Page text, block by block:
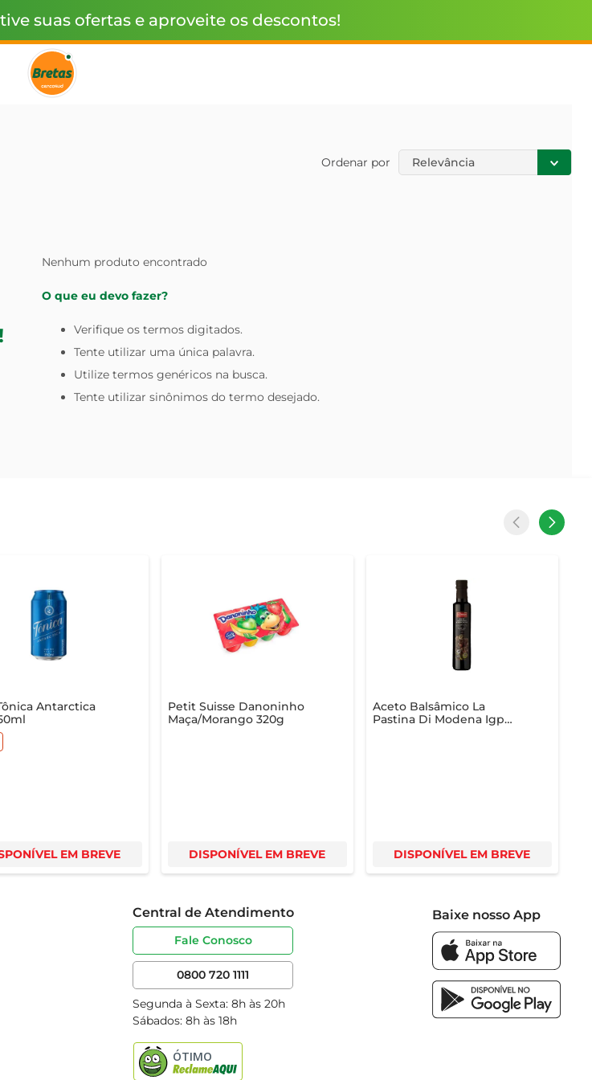
suas ofertas e aproveite os descontos!
Ordenar por Relevância
Nenhum produto encontrado
O que eu devo fazer?
Verifique os termos digitados.
Tente utilizar uma única palavra.
Utilize termos genéricos na busca.
Tente utilizar sinônimos do termo desejado.
Antarctica
EM BREVE
Petit Suisse Danoninho
Maça/Morango 320g
DISPONÍVEL EM BREVE
Aceto Balsâmico La
Pastina Di Modena Igp
DISPONÍVEL EM BREVE
Central de Atendimento
Fale Conosco
0800 720 1111
Segunda à Sexta: 8h às 20h
Sábados: 8h às 18h
Baixe nosso App